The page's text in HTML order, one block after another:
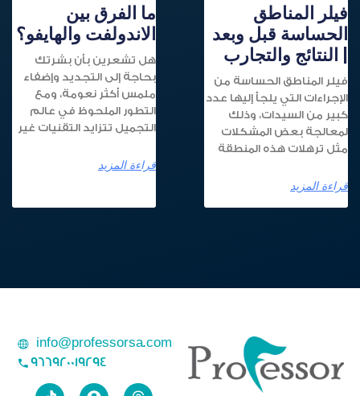
فيلر المناطق
الحساسة قبل وبعد
| النتائج والتجارب
فيلر المناطق الحساسة من
الإجراءات التي يلجأ إليها عدد
كبير من السيدات، وذلك
لمعالجة بعض المشكلات
مثل ترهلات هذه المنطقة
قراءة المزيد
ما الفرق بين
الاندولفت والهايفو؟
هل تشعرين بأن بشرتك
بحاجة إلى التجديد وإضفاء
ملمس أكثر نعومة، ومع
التطور الملحوظ في عالم
التجميل تتزايد التقنيات غير
قراءة المزيد
info@professorsa.com
966920019294